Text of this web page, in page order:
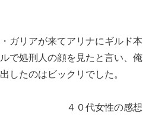
ガリアが来てアリナにギルド本
で処刑人の顔を見たと言い、俺
したのはビックリでした。
４０代女性の感想